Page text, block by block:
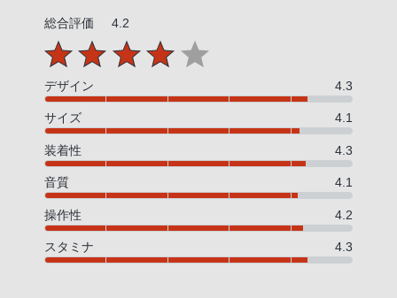
総合評価 4.2
デザイン 4.3
サイズ 4.1
装着性 4.3
音質 4.1
操作性 4.2
スタミナ 4.3